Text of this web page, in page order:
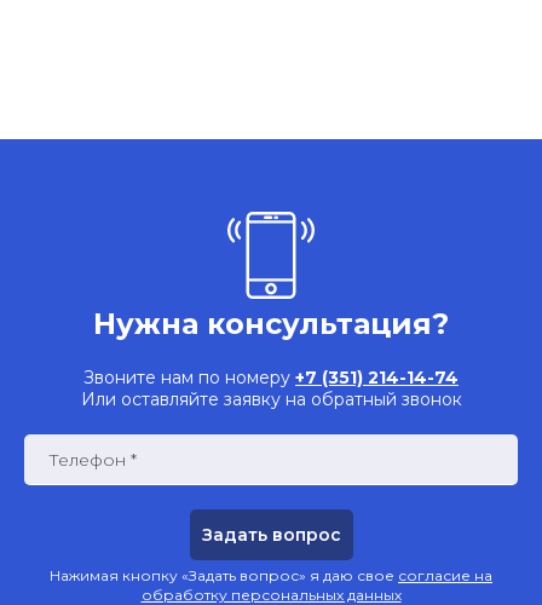
Нужна консультация?
Звоните нам по номеру +7 (351) 214-14-74
Или оставляйте заявку на обратный звонок
Телефон *
Нажимая кнопку «Задать вопрос» я даю свое согласие на
обработку персональных данных